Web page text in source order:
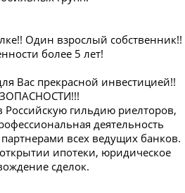
Один взрослый собственник!!
более 5 лет!
Вас прекрасной инвестицией!!
гильдию риелторов,
деятельность
всех ведущих банков.
ипотеки, юридическое
сделок.